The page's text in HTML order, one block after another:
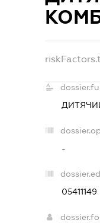
-
05411149